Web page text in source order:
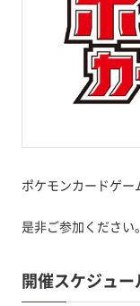
ポケモンカードゲー
是非ご参加ください。
開催スケジュー